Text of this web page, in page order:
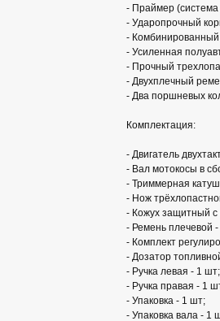
- Праймер (система
- Ударопрочный
- Комбинированный
- Усиленная
- Прочный
- Двухплечный
- Два поршневых
Комплектация:
- Двигатель
- Вал мотокосы в
- Триммерная
- Нож
- Кожух защитный
- Ремень плечевой
- Комплект
- Дозатор
- Ручка левая - 1 шт;
- Ручка правая - 1
- Упаковка - 1 шт;
- Упаковка вала - 1